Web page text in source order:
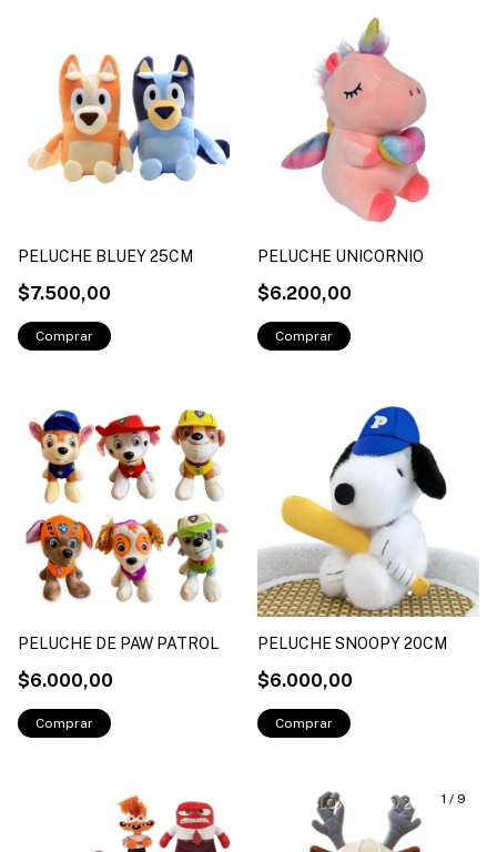
PELUCHE BLUEY 25CM
$7.500,00
PELUCHE UNICORNIO
$6.200,00
PELUCHE DE PAW PATROL
$6.000,00
PELUCHE SNOOPY 20CM
$6.000,00
1 / 9